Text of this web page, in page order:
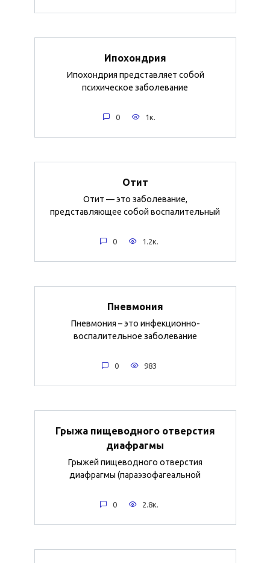
Ипохондрия
Ипохондрия представляет собой
психическое заболевание
0 1к.
Отит
Отит — это заболевание,
представляющее собой воспалительный
0 1.2к.
Пневмония
Пневмония – это инфекционно-
воспалительное заболевание
0 983
Грыжа пищеводного отверстия
диафрагмы
Грыжей пищеводного отверстия
диафрагмы (параэзофагеальной
0 2.8к.